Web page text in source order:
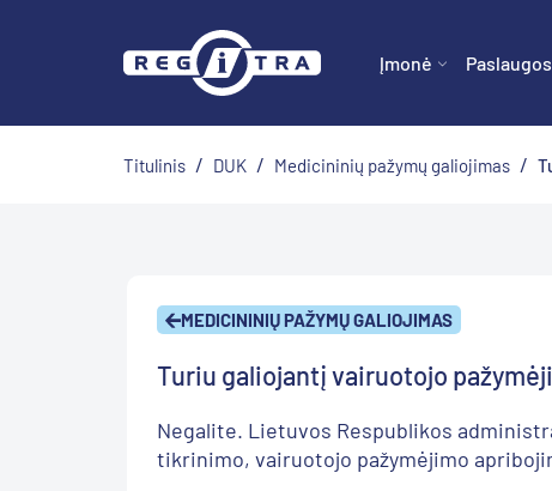
Įmonė Paslaugos
Titulinis / DUK / Medicininių pažymų galiojimas /
MEDICININIŲ PAŽYMŲ GALIOJIMAS
Turiu galiojantį vairuotojo
Negalite. Lietuvos Respublikos
tikrinimo, vairuotojo pažymėjimo